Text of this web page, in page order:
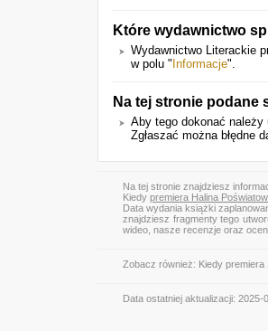
Które wydawnictwo
Wydawnictwo Literackie
w polu " Informacje".
Na tej stronie podane
Aby tego dokonać należy
Zgłaszać można błędne
Na tej stronie znajdziesz
Kiedy premiera Halina
Data wydania książki
znajdziesz fragmenty tego
wideo, nasze recenzje oraz
Zobacz również: Kiedy
Data ostatniej aktualizacji: 2025-